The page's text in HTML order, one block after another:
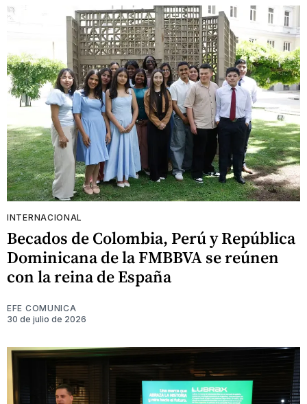
INTERNACIONAL
Becados de Colombia, Perú y República
Dominicana de la FMBBVA se reúnen
con la reina de España
EFE COMUNICA
30 de julio de 2026